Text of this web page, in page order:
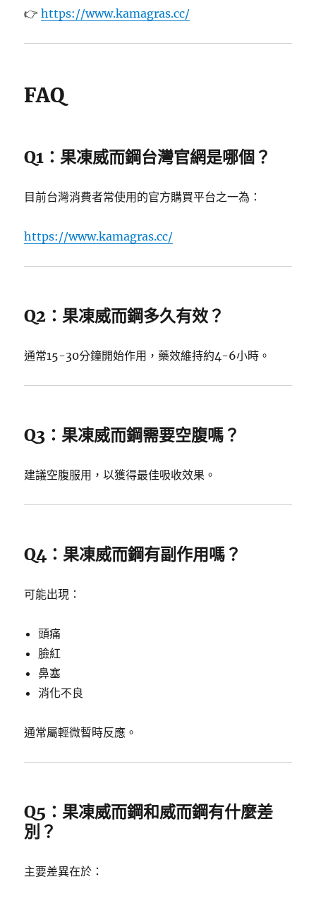
👉https://www.kamagras.cc/
FAQ
Q1：果凍威而鋼台灣官網是哪個？
目前台灣消費者常使用的官方購買平台之一為：
https://www.kamagras.cc/
Q2：果凍威而鋼多久有效？
通常15-30分鐘開始作用，藥效維持約4-6小時。
Q3：果凍威而鋼需要空腹嗎？
建議空腹服用，以獲得最佳吸收效果。
Q4：果凍威而鋼有副作用嗎？
可能出現：
頭痛
臉紅
鼻塞
消化不良
通常屬輕微暫時反應。
Q5：果凍威而鋼和威而鋼有什麼差
別？
主要差異在於：